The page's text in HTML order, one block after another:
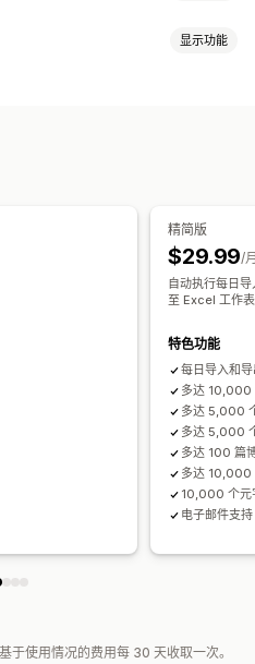
显示功能
精简版
$29.99/
自动执行每日
至 Excel 工作
特色功能
每日导入和
多达 10,000
多达 5,000
多达 5,000
多达 100 篇
多达 10,000
10,000 个元
电子邮件支持
于使用情况的费用每 30 天收取一次。